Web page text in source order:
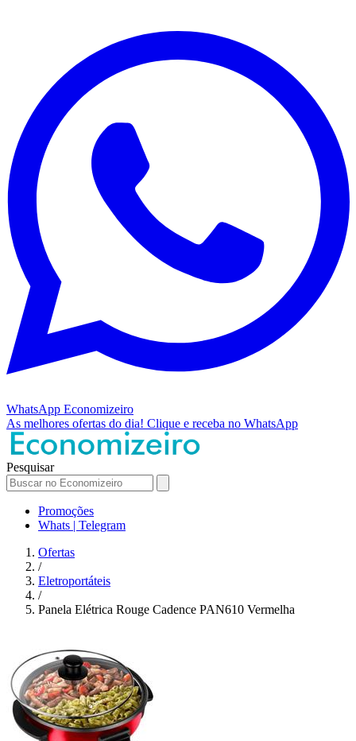
WhatsApp Economizeiro
As melhores ofertas do dia! Clique e receba no WhatsApp
Pesquisar
Promoções
Whats | Telegram
Ofertas
/
Eletroportáteis
/
Panela Elétrica Rouge Cadence PAN610 Vermelha